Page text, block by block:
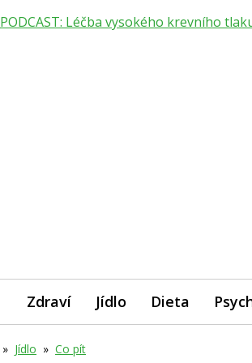
Zdraví Jídlo Dieta
» Jídlo » Co pít
PODCAST: Léčba vysokého krevního